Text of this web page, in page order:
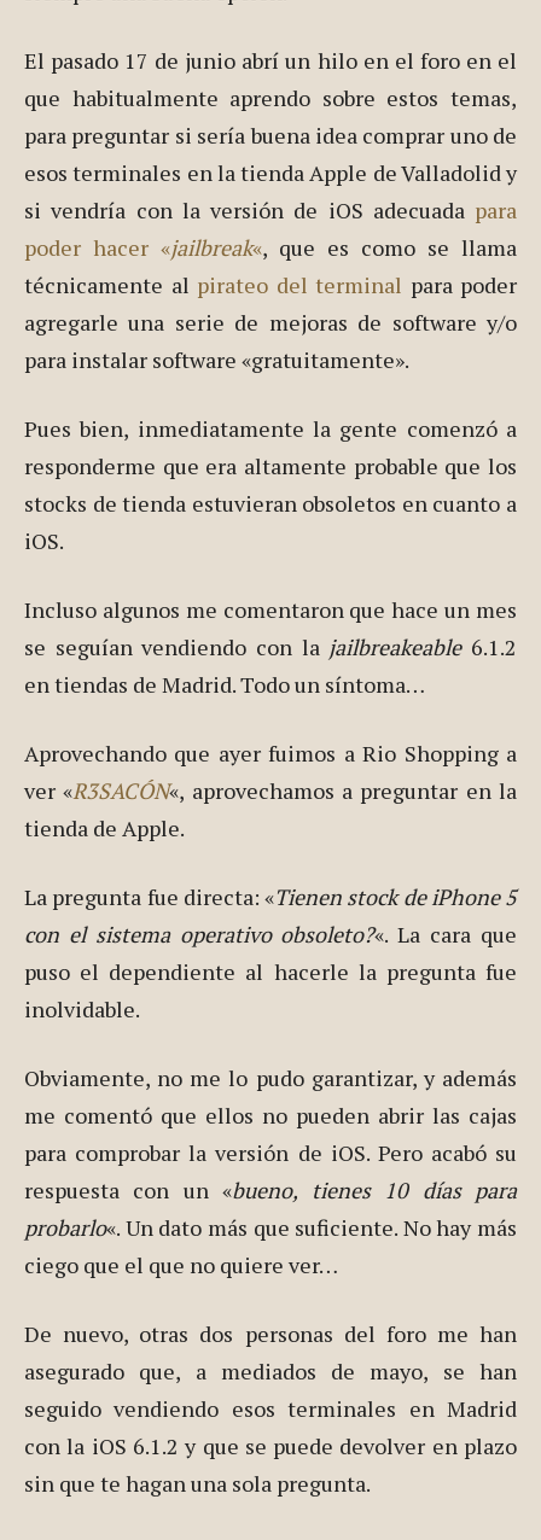
El pasado 17 de junio abrí un hilo en el foro en el
que habitualmente aprendo sobre estos temas,
para preguntar si sería buena idea comprar uno de
esos terminales en la tienda Apple de Valladolid y
si vendría con la versión de iOS adecuada para
poder hacer «jailbreak«, que es como se llama
técnicamente al pirateo del terminal para poder
agregarle una serie de mejoras de software y/o
para instalar software «gratuitamente».
Pues bien, inmediatamente la gente comenzó a
responderme que era altamente probable que los
stocks de tienda estuvieran obsoletos en cuanto a
iOS.
Incluso algunos me comentaron que hace un mes
se seguían vendiendo con la jailbreakeable6.1.2
en tiendas de Madrid. Todo un síntoma…
Aprovechando que ayer fuimos a Rio Shopping a
ver «R3SACÓN«, aprovechamos a preguntar en la
tienda de Apple.
La pregunta fue directa: «Tienen stock de iPhone 5
con el sistema operativo obsoleto?«. La cara que
puso el dependiente al hacerle la pregunta fue
inolvidable.
Obviamente, no me lo pudo garantizar, y además
me comentó que ellos no pueden abrir las cajas
para comprobar la versión de iOS. Pero acabó su
respuesta con un «bueno, tienes 10 días para
probarlo«. Un dato más que suficiente. No hay más
ciego que el que no quiere ver…
De nuevo, otras dos personas del foro me han
asegurado que, a mediados de mayo, se han
seguido vendiendo esos terminales en Madrid
con la iOS 6.1.2 y que se puede devolver en plazo
sin que te hagan una sola pregunta.